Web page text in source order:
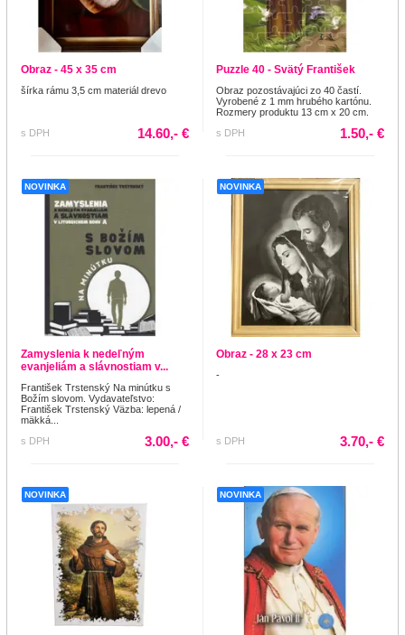
Obraz - 45 x 35 cm
šírka rámu 3,5 cm materiál drevo
s DPH 14.60,- €
Puzzle 40 - Svätý František
Obraz pozostávajúci zo 40 častí.
Vyrobené z 1 mm hrubého kartónu.
Rozmery produktu 13 cm x 20 cm.
s DPH
1.50,- €
NOVINKA
Zamyslenia k nedeľným
evanjeliám a slávnostiam v...
František Trstenský Na minútku s
Božím slovom. Vydavateľstvo:
František Trstenský Väzba: lepená /
mäkká...
s DPH
3.00,- €
NOVINKA
Obraz - 28 x 23 cm
-
s DPH 3.70,- €
NOVINKA NOVINKA